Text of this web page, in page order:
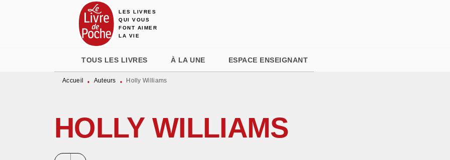
MENU RECHERCHE
LES LIVRES
QUI VOUS
FONT AIMER
LA VIE
TOUS LES LIVRES À LA UNE ESPACE ENSEIGNANT
Accueil • Auteurs • Holly Williams
HOLLY WILLIAMS